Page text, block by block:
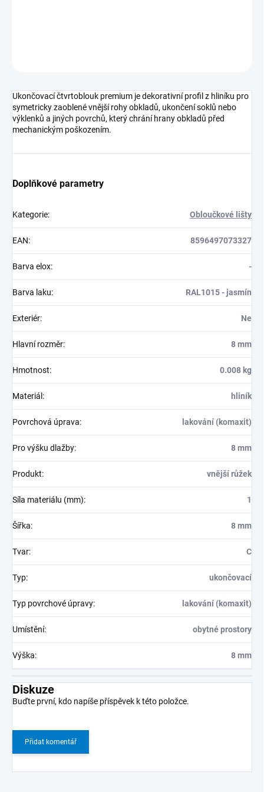
Ukončovací čtvrtoblouk premium je dekorativní profil z hliníku pro
symetricky zaoblené vnější rohy obkladů, ukončení soklů nebo
výklenků a jiných povrchů, který chrání hrany obkladů před
mechanickým poškozením.
Doplňkové parametry
Kategorie: Obloučkové lišty
EAN: 8596497073327
Barva elox: -
Barva laku: RAL1015 - jasmín
Exteriér: Ne
Hlavní rozměr: 8 mm
Hmotnost: 0.008 kg
Materiál : hliník
Povrchová úprava: lakování (komaxit)
Pro výšku dlažby: 8 mm
Produkt: vnější růžek
Síla materiálu (mm): 1
Šířka: 8 mm
Tvar: C
Typ: ukončovací
Typ povrchové úpravy: lakování (komaxit)
Umístění: obytné prostory
Výška: 8 mm
Diskuze
Buďte první, kdo napíše příspěvek k této položce.
Přidat komentář